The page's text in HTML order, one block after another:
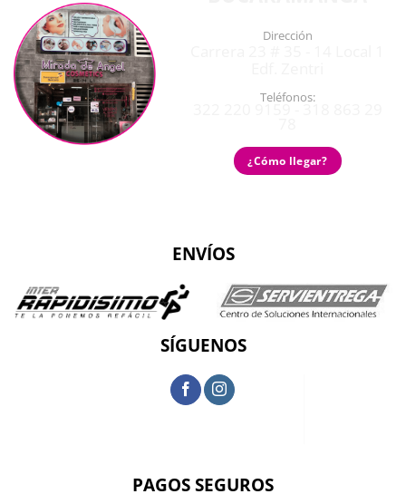
Dirección
Teléfonos:
¿Cómo llegar?
ENVÍOS
SÍGUENOS
PAGOS SEGUROS